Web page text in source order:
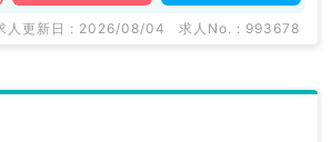
人更新日 : 2026/08/04 求人No. : 993678